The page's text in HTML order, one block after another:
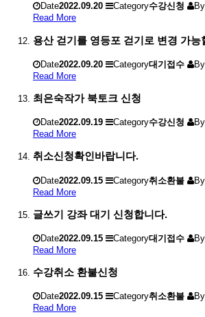
Date2022.09.20 Category수강신청 By
Read More
용산 걷기를 영등포 걷기로 변경 가능
Date2022.09.20 Category대기접수 By
Read More
최은숙작가 북토크 신청
Date2022.09.19 Category수강신청 By
Read More
취소신청확인바랍니다.
Date2022.09.15 Category취소환불 By
Read More
글쓰기 강좌 대기 신청합니다.
Date2022.09.15 Category대기접수 By
Read More
수강취소 환불신청
Date2022.09.15 Category취소환불 By
Read More